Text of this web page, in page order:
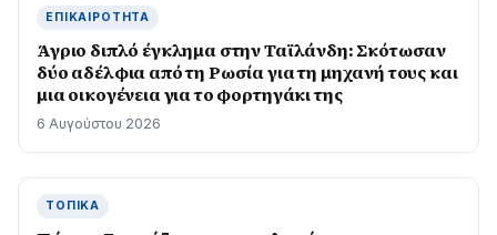
ΕΠΙΚΑΙΡΌΤΗΤΑ
Άγριο διπλό έγκλημα στην Ταϊλάνδη: Σκότωσαν
δύο αδέλφια από τη Ρωσία για τη μηχανή τους και
μια οικογένεια για το φορτηγάκι της
6 Αυγούστου 2026
ΤΟΠΙΚΆ